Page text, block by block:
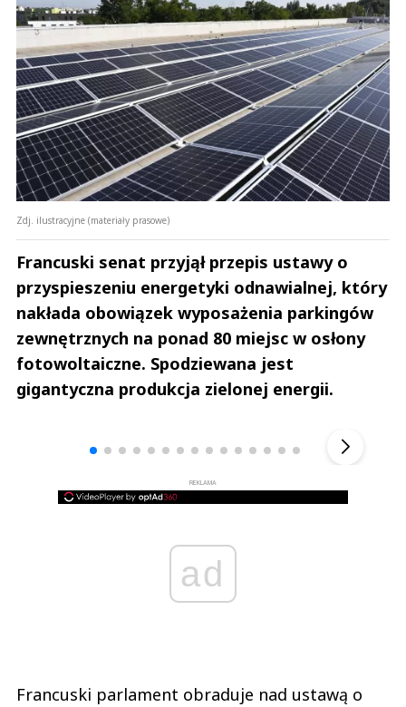
Zdj. ilustracyjne (materiały prasowe)
Francuski senat przyjął przepis ustawy o
przyspieszeniu energetyki odnawialnej, który
nakłada obowiązek wyposażenia parkingów
zewnętrznych na ponad 80 miejsc w osłony
fotowoltaiczne. Spodziewana jest
gigantyczna produkcja zielonej energii.
REKLAMA
ad
Francuski parlament obraduje nad ustawą o